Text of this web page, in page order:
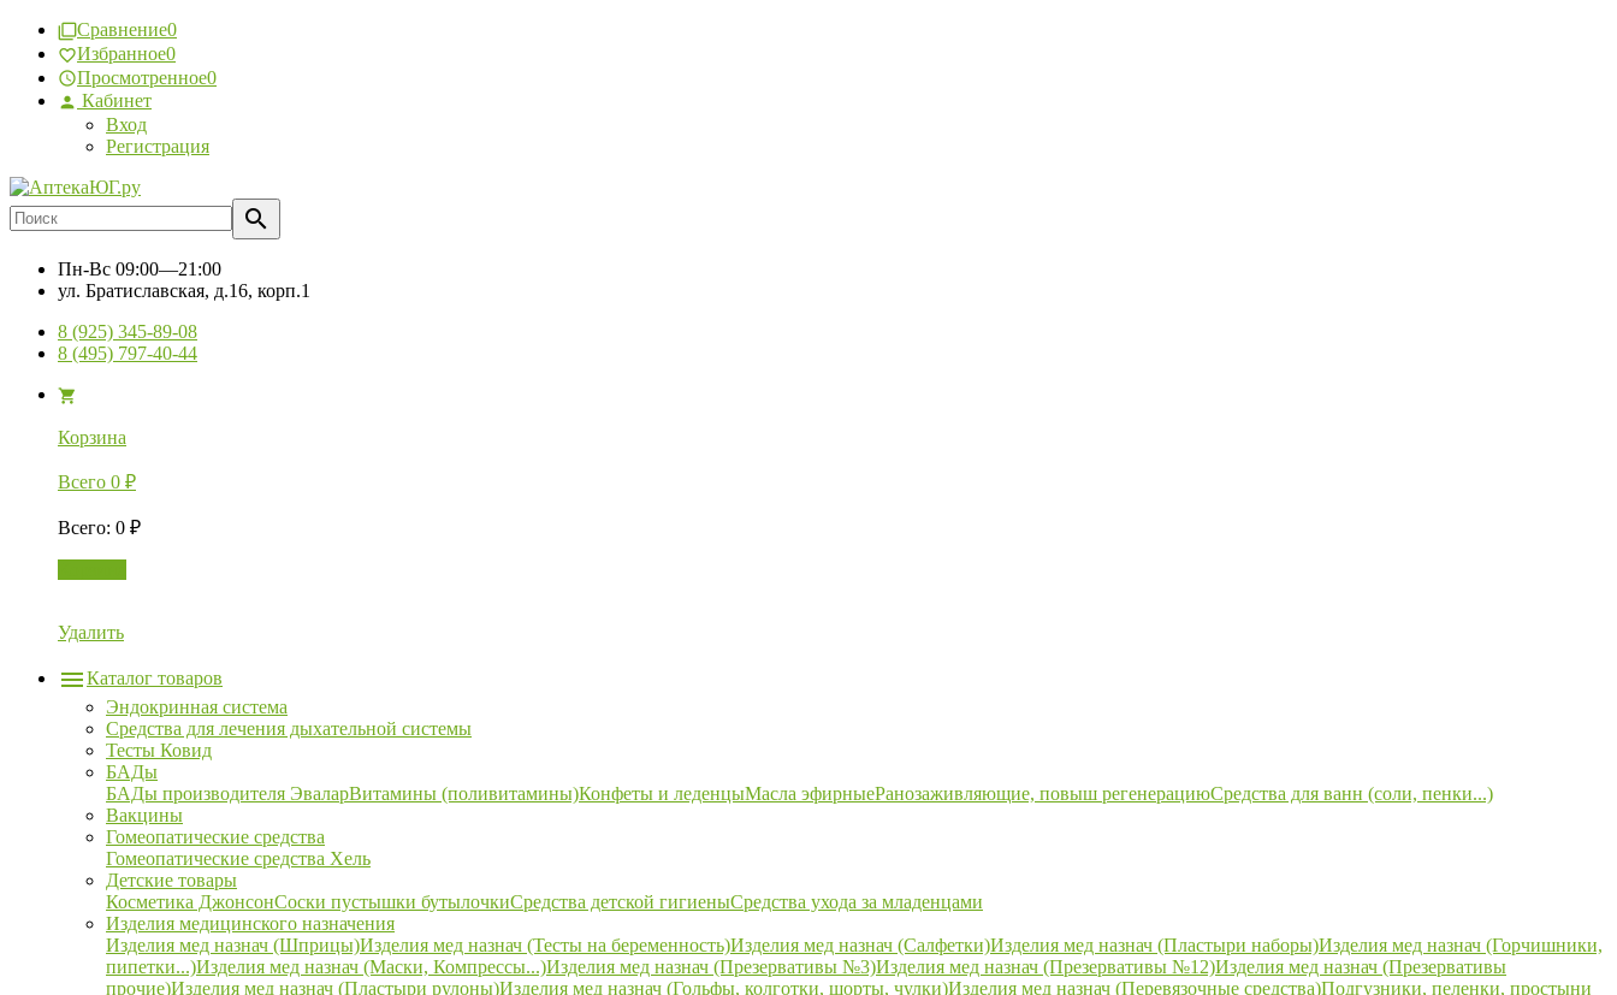
Сравнение0
Избранное0
Просмотренное0
Кабинет
Вход
Регистрация
Пн-Вс 09:00—21:00
ул. Братиславская, д.16, корп.1
8 (925) 345-89-08
8 (495) 797-40-44
Корзина
Всего 0 ₽
Всего: 0 ₽
Удалить
Каталог товаров
Эндокринная система
Средства для лечения дыхательной системы
Тесты Ковид
БАДы
БАДы производителя ЭваларВитамины (поливитамины)Конфеты и леденцыМасла эфирныеРанозаживляющие, повыш регенерациюСредства для ванн (соли, пенки...)
Вакцины
Гомеопатические средства
Гомеопатические средства Хель
Детские товары
Косметика ДжонсонСоски пустышки бутылочкиСредства детской гигиеныСредства ухода за младенцами
Изделия медицинского назначения
Изделия мед назнач (Шприцы)Изделия мед назнач (Тесты на беременность)Изделия мед назнач (Салфетки)Изделия мед назнач (Пластыри наборы)Изделия мед назнач (Горчишники,
пипетки...)Изделия мед назнач (Маски, Компрессы...)Изделия мед назнач (Презервативы №3)Изделия мед назнач (Презервативы №12)Изделия мед назнач (Презервативы
прочие)Изделия мед назнач (Пластыри рулоны)Изделия мед назнач (Гольфы, колготки, шорты, чулки)Изделия мед назнач (Перевязочные средства)Подгузники, пеленки, простыни